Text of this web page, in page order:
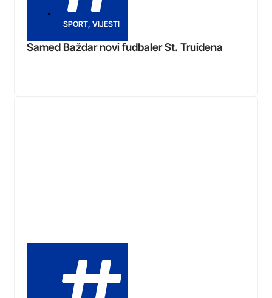
SPORT, VIJESTI
Samed Baždar novi fudbaler St. Truidena